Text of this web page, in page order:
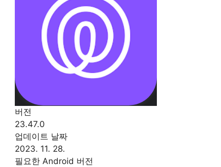
버전
23.47.0
업데이트 날짜
2023. 11. 28.
필요한 Android 버전